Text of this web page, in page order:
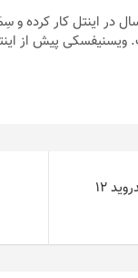
نسخه جدید اسپاتیفای باگ‌های متعددی روی اندروید ۱۲